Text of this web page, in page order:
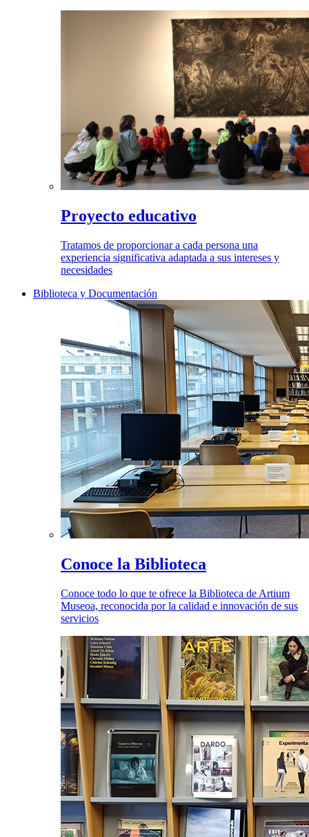
Proyecto educativo
Tratamos de proporcionar a cada persona una
experiencia significativa adaptada a sus intereses y
necesidades
Biblioteca y Documentación
Conoce la Biblioteca
Conoce todo lo que te ofrece la Biblioteca de Artium
Museoa, reconocida por la calidad e innovación de sus
servicios